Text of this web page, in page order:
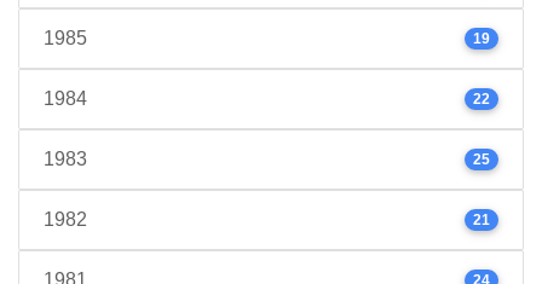
1985 19
1984 22
1983 25
1982 21
1981 24